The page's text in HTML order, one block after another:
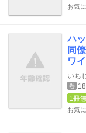
お気
ハ
同
ワ
いち
巻
1冊
お気